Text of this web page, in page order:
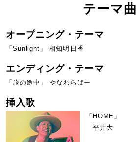
テーマ曲
オープニング・テーマ
「Sunlight」 相知明日香
エンディング・テーマ
「旅の途中」 やなわらばー
挿入歌
「HOME」
平井大